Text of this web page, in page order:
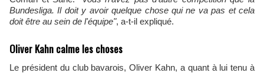
Bundesliga. Il doit y avoir quelque chose qui ne va pas et cela
doit être au sein de l'équipe", a-t-il expliqué.
Oliver Kahn calme les choses
Le président du club bavarois, Oliver Kahn, a quant à lui tenu à